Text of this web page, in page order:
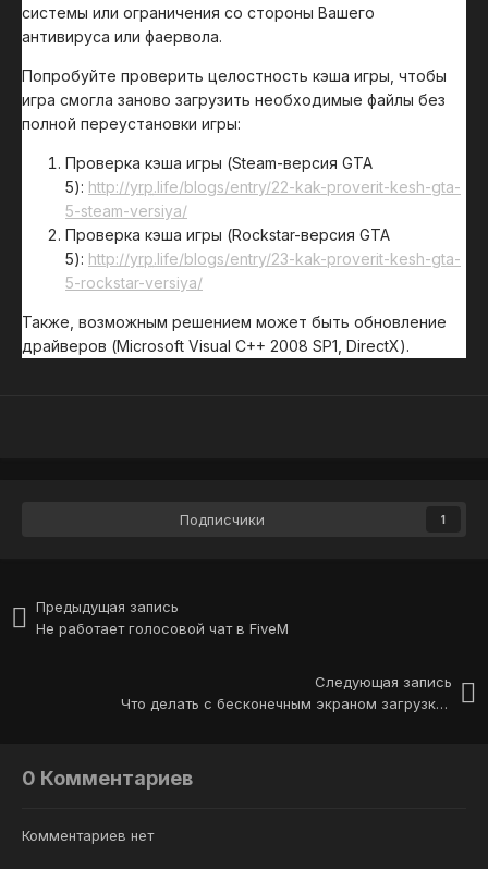
системы или ограничения со стороны Вашего
антивируса или фаервола.
Попробуйте проверить целостность кэша игры, чтобы
игра смогла заново загрузить необходимые файлы без
полной переустановки игры:
Проверка кэша игры (Steam-версия GTA
5): http://yrp.life/blogs/entry/22-kak-proverit-kesh-gta-
5-steam-versiya/
Проверка кэша игры (Rockstar-версия GTA
5): http://yrp.life/blogs/entry/23-kak-proverit-kesh-gta-
5-rockstar-versiya/
Также, возможным решением может быть обновление
драйверов (Microsoft Visual C++ 2008 SP1, DirectX).
Подписчики 1
Предыдущая запись
Не работает голосовой чат в FiveM
Следующая запись
Что делать с бесконечным экраном загрузки в FiveM?
0 Комментариев
Комментариев нет